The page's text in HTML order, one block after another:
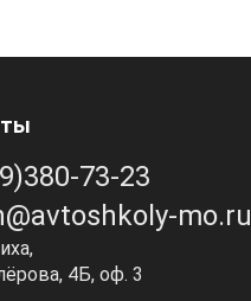
73-23
mo.ru
4Б, оф. 3